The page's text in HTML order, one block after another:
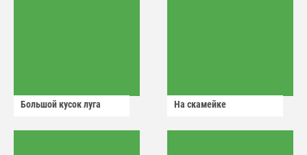
Большой кусок луга На скамейке